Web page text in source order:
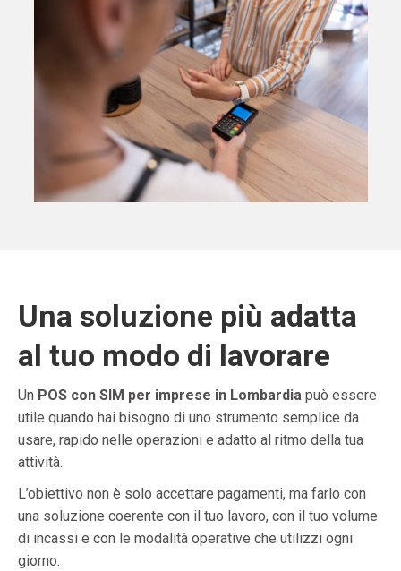
Una soluzione più adatta
al tuo modo di lavorare
Un POS con SIM per imprese in Lombardia può essere
utile quando hai bisogno di uno strumento semplice da
usare, rapido nelle operazioni e adatto al ritmo della tua
attività.
L’obiettivo non è solo accettare pagamenti, ma farlo con
una soluzione coerente con il tuo lavoro, con il tuo volume
di incassi e con le modalità operative che utilizzi ogni
giorno.